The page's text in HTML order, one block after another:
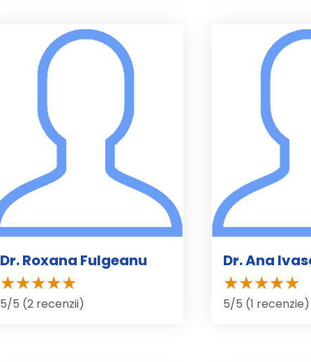
Dr. Roxana Fulgeanu
5/5 (2 recenzii)
Dr. Ana
5/5 (1 recenzie)